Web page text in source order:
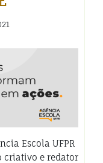
Escola UFPR
criativo e redator